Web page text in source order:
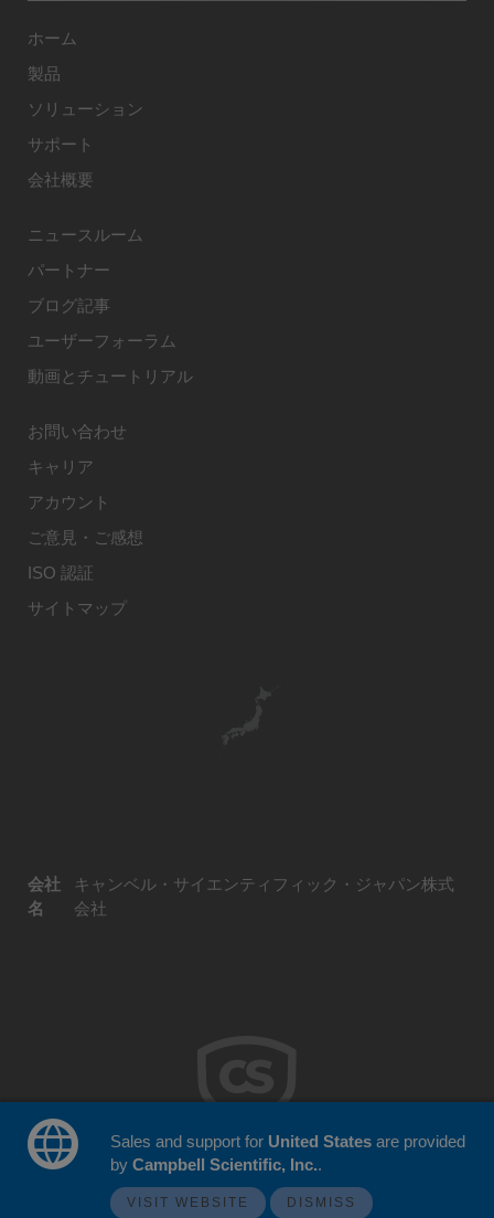
ホーム
製品
ソリューション
サポート
会社概要
ニュースルーム
パートナー
ブログ記事
ユーザーフォーラム
動画とチュートリアル
お問い合わせ
キャリア
アカウント
ご意見・ご感想
ISO 認証
サイトマップ
会社
名
キャンベル・サイエンティフィック・ジャパン株式
会社
ウェブサイトフィードバック
© 2026 Campbell Scientific Japan
Sales and support for United Statesare provided
by Campbell Scientific, Inc..
VISIT WEBSITE DISMISS